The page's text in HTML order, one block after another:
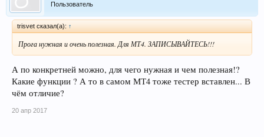
Пользователь
trisvet сказал(а): ↑
Прога нужная и очень полезная. Для МТ4. ЗАПИСЫВАЙТЕСЬ!!!
А по конкретней можно, для чего нужная и чем полезная!?
Какие функции ? А то в самом МТ4 тоже тестер вставлен... В
чём отличие?
20 апр 2017